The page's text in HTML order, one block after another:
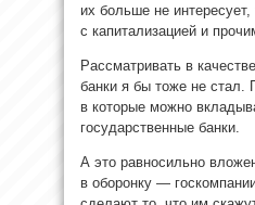
их больше не интересует,
с капитализацией и
Рассматривать в
банки я бы тоже не стал.
в которые можно
государственные банки.
А это равносильно
в оборонку —